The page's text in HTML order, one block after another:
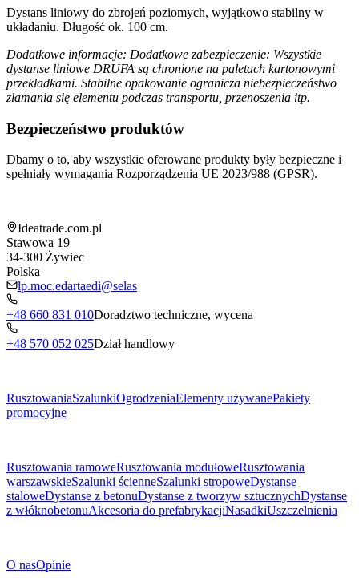
Dystans liniowy do zbrojeń poziomych, wyjątkowo stabilny w
układaniu. Długość ok. 100 cm.
Dodatkowe informacje: Dodatkowe zabezpieczenie: Wszystkie
dystanse liniowe DRUFA są chronione na paletach kartonowymi
przekładkami. Stabilne opakowanie ogranicza niebezpieczeństwo
złamania się elementu podczas transportu, przenoszenia itp.
Bezpieczeństwo produktów
Dbamy o to, aby wszystkie oferowane produkty były bezpieczne i
spełniały wymagania Rozporządzenia UE 2023/988 (GPSR).
Ideatrade.com.pl
Stawowa 19
34-300 Żywiec
Polska
lp.moc.edartaedi@selas
+48 660 831 010Doradztwo techniczne, wycena
+48 570 052 025Dział handlowy
RusztowaniaSzalunkiOgrodzeniaElementy używanePakiety
promocyjne
Rusztowania ramoweRusztowania modułoweRusztowania
warszawskieSzalunki ścienneSzalunki stropoweDystanse
staloweDystanse z betonuDystanse z tworzyw sztucznychDystanse
z włóknobetonuAkcesoria do prefabrykacjiNasadkiUszczelnienia
O nasOpinie